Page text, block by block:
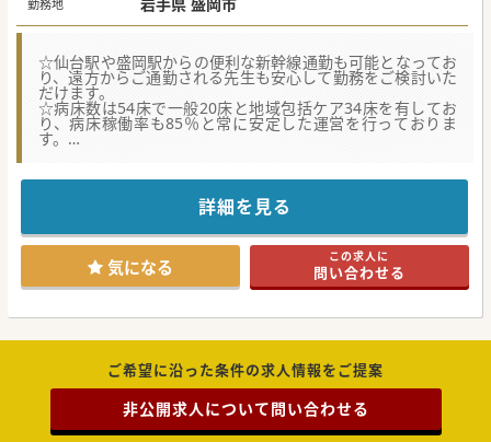
勤務地
☆仙台駅や盛岡駅からの便利な新幹線通勤も可能となってお
り、遠方からご通勤される先生も安心して勤務をご検討いた
だけます。
☆病床数は54床で一般20床と地域包括ケア34床を有してお
り、病床稼働率も85％と常に安定した運営を行っておりま
す。
☆年間約200台ほどの救急車受け入れ対応や輪番制の救急対
だきます。
■2012年に新しく建て替えられた真新しい建屋となってお
り、清潔感と機能性を備えた大変心地よい環境が整っていま
■二次救急指定病院として救急車の受け入れは年間200台程
度で、輪番制にも参加してしっかりと地域医療に貢献してお
■現在は院内の電子カルテ化がすでに完了して導入済みとな
っており、日々の業務の効率化がしっかりと図られておりま
【働きやすさ】
■週4日勤務や時短勤務のご相談も可能となっており、先生
のライフスタイルに合わせた柔軟な働き方を支援する体制が
あります。
詳細を見る
気になる この求人に
問い合わせる
ご希望に沿った条件の求人情報をご提案
非公開求人について問い合わせる